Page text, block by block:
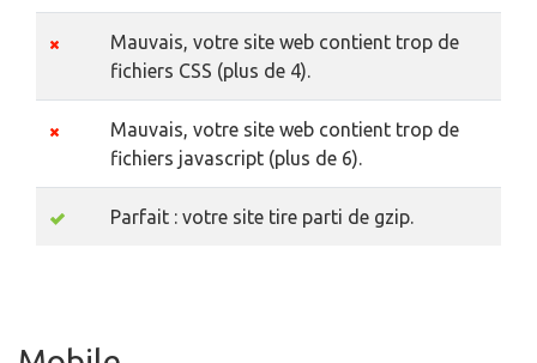
Mauvais, votre site web contient trop de
fichiers CSS (plus de 4).
Mauvais, votre site web contient trop de
fichiers javascript (plus de 6).
Parfait : votre site tire parti de gzip.